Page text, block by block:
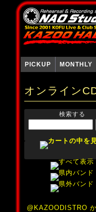
PICKUP MONTHLY
オンライン
検索する
@KAZOODISTRO